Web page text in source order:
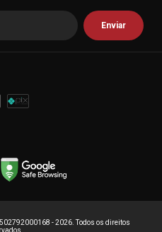
- 2026. Todos os direitos